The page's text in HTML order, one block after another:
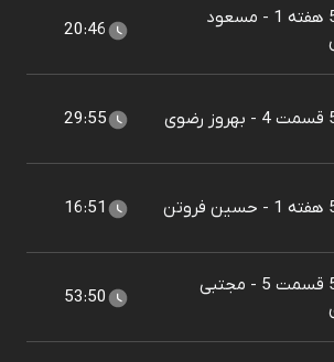
فصل 5 هفته 1 - مسعود
20:46
29:55
16:51
فصل 5 قسمت 5 - مجتبی
53:50